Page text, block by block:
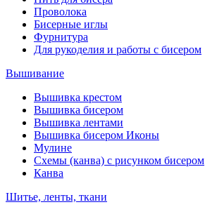
Проволока
Бисерные иглы
Фурнитура
Для рукоделия и работы с бисером
Вышивание
Вышивка крестом
Вышивка бисером
Вышивка лентами
Вышивка бисером Иконы
Мулине
Схемы (канва) с рисунком бисером
Канва
Шитье, ленты, ткани